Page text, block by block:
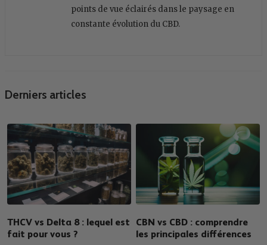
points de vue éclairés dans le paysage en
constante évolution du CBD.
Derniers articles
THCV vs Delta 8 : lequel est
fait pour vous ?
CBN vs CBD : comprendre
les principales différences